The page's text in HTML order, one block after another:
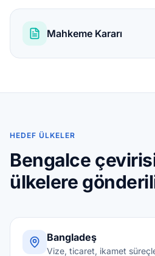
Mahkeme Kararı
HEDEF ÜLKELER
Bengalce
ülkelere
Bangladeş
Vize, ticaret, ikamet